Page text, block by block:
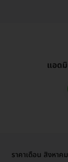
แอด
ราคาเดือน สิงหา